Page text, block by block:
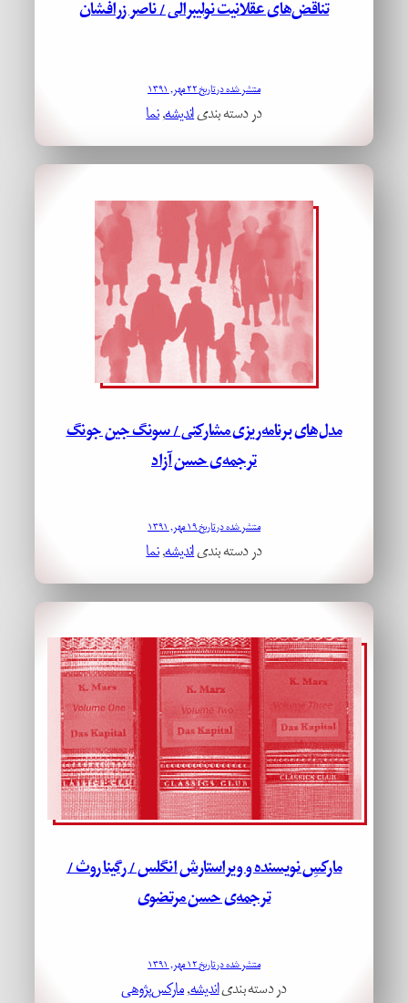
تناقض‌های عقلانیت نولیبرالی / ناصر زرافشان
منتشر شده در تاریخ ۲۲ مهر, ۱۳۹۱
در دسته بندیاندیشه, نما
مدل­‌های برنامه‌­ریزی مشارکتی / سونگ جین جونگ
ترجمه‌ی حسن آزاد
منتشر شده در تاریخ ۱۹ مهر, ۱۳۹۱
در دسته بندیاندیشه, نما
مارکسِ نویسنده و ویراستارش انگلس / رگینا روث /
ترجمه‌ی حسن مرتضوی
منتشر شده در تاریخ ۱۲ مهر, ۱۳۹۱
در دسته بندیاندیشه, مارکس‌پژوهی